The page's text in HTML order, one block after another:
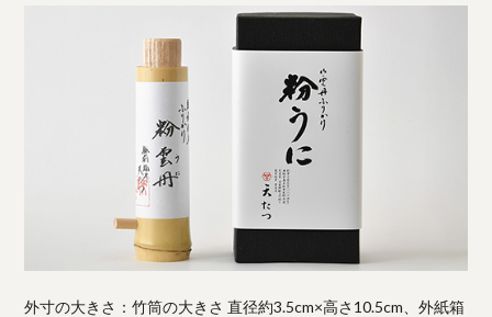
外寸の大きさ：竹筒の大きさ 直径約3.5cm×高さ10.5cm、外紙箱